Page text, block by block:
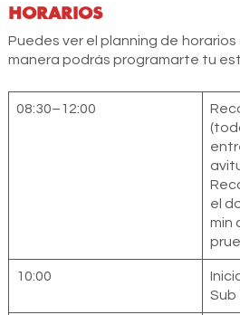
HORARIOS
Puedes ver el planning de
manera podrás programarte tu
08:30–12:00
el
min
10:00
Sub